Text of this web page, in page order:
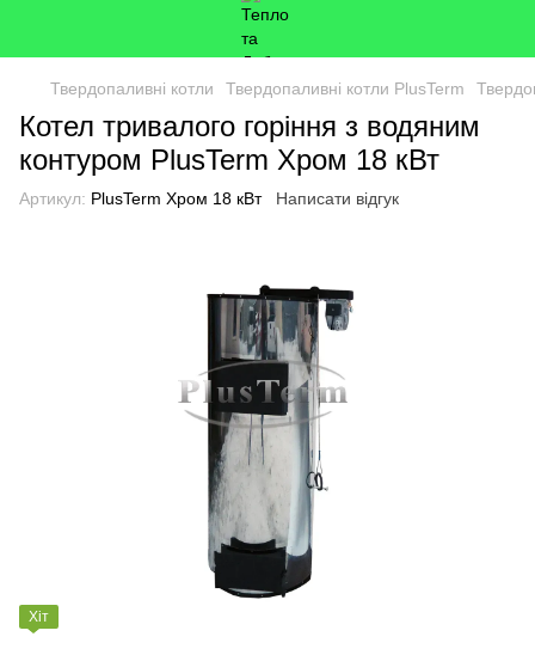
Твердопаливні котли Твердопаливні котли PlusTerm
Котел тривалого горіння з водяним
контуром PlusTerm Хром 18 кВт
Артикул: PlusTerm Хром 18 кВт Написати відгук
Хіт